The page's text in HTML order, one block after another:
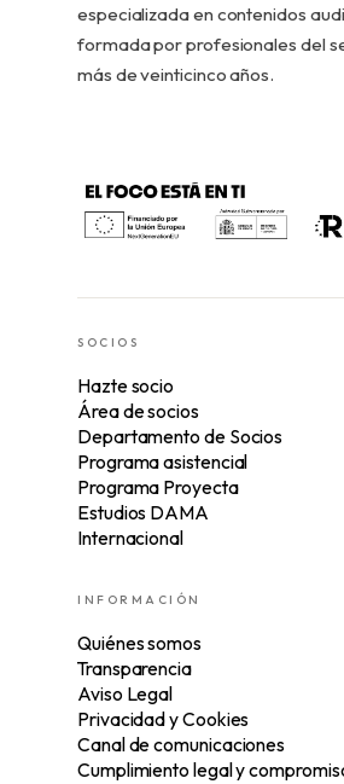
especializada en contenidos
formada por profesionales del
más de veinticinco años.
SOCIOS
Hazte socio
Área de socios
Departamento de Socios
Programa asistencial
Programa Proyecta
Estudios DAMA
Internacional
INFORMACIÓN
Quiénes somos
Transparencia
Aviso Legal
Privacidad y Cookies
Canal de comunicaciones
Cumplimiento legal y